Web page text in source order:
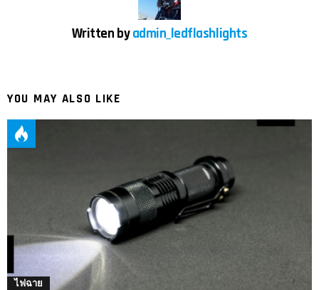
Written byadmin_ledflashlights
YOU MAY ALSO LIKE
ไฟฉาย